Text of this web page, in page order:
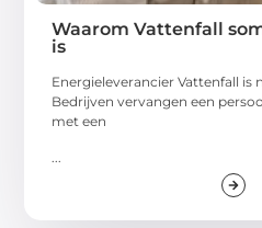
Waarom Vattenfall
is
Energieleverancier Vattenfall is
Bedrijven vervangen een
met een